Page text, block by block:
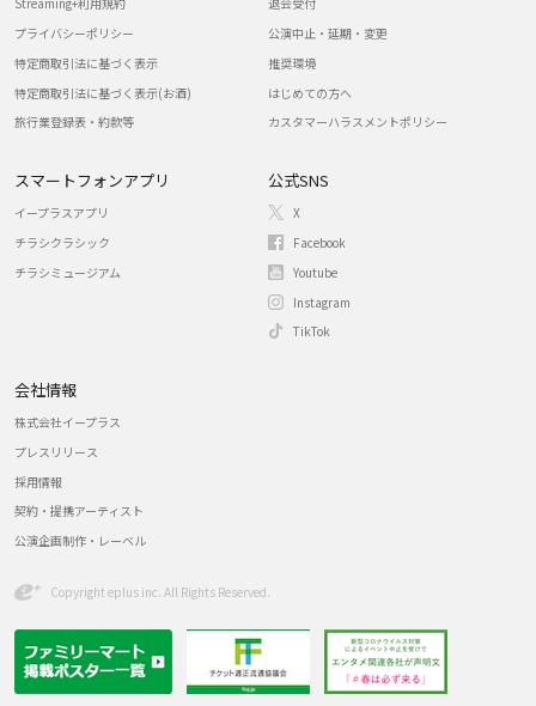
プライバシーポリシー
特定商取引法に基づく表示
特定商取引法に基づく表示(お酒)
旅行業登録表・約款等
公演中止・延期・変更
推奨環境
はじめての方へ
カスタマーハラスメントポリシー
スマートフォンアプリ
イープラスアプリ
チラシクラシック
チラシミュージアム
公式SNS
X
Facebook
Youtube
Instagram
TikTok
会社情報
株式会社イープラス
プレスリリース
採用情報
契約・提携アーティスト
公演企画制作・レーベル
Copyright eplus inc. All Rights Reserved.